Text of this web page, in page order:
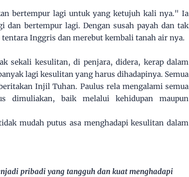
bertempur lagi untuk yang ketujuh kali nya." Ia
dan bertempur lagi. Dengan susah payah dan tak
Inggris dan merebut kembali tanah air nya.
sekali kesulitan, di penjara, didera, kerap dalam
lagi kesulitan yang harus dihadapinya. Semua
Injil Tuhan. Paulus rela mengalami semua
dimuliakan, baik melalui kehidupan maupun
mudah putus asa menghadapi kesulitan dalam
pribadi yang tangguh dan kuat menghadapi